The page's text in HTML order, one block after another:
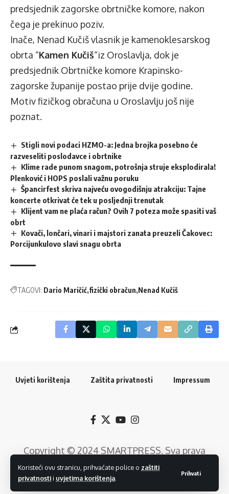
Koristeći ovu stranicu, prihvaćate police o zaštiti
privatnostii uvjetima korištenja.
Prihvati
predsjednik zagorske obrtničke komore, nakon
čega je prekinuo poziv.
Inače, Nenad Kučiš vlasnik je kamenoklesarskog
obrta “Kamen Kučiš“iz Oroslavlja, dok je
predsjednik Obrtničke komore Krapinsko-
zagorske županije postao prije dvije godine.
Motiv fizičkog obračuna u Oroslavlju još nije
poznat.
Stigli novi podaci HZMO-a: Jedna brojka posebno će
razveseliti poslodavce i obrtnike
Klime rade punom snagom, potrošnja struje eksplodirala!
Plenković i HOPS poslali važnu poruku
Špancirfest skriva najveću ovogodišnju atrakciju: Tajne
koncerte otkrivat će tek u posljednji trenutak
Klijent vam ne plaća račun? Ovih 7 poteza može spasiti vaš
obrt
Kovači, lončari, vinari i majstori zanata preuzeli Čakovec:
Porcijunkulovo slavi snagu obrta
TAGOVI: Dario Maričić fizički obračun Nenad Kučiš
Uvjeti korištenja Zaštita privatnosti Impressum
Copyright © 2024 SMARTPRESS. Sva prava
pridržana. Razvoj web rješenja:GTrends -
Digitalni Marketing